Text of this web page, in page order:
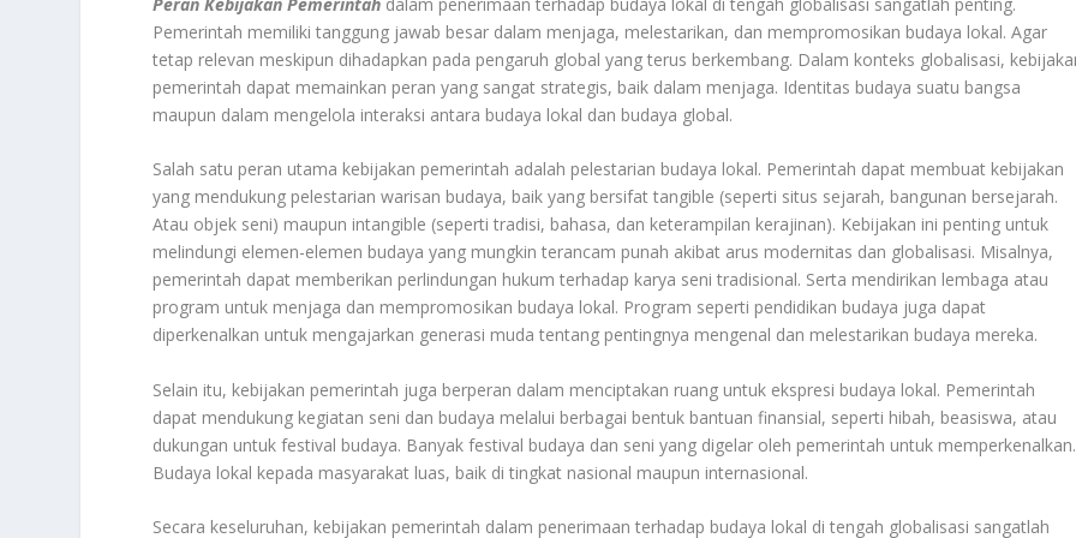
Pemerintah memiliki tanggung jawab besar dalam menjaga, melestarikan, dan mempromosikan budaya lokal. Agar
tetap relevan meskipun dihadapkan pada pengaruh global yang terus berkembang. Dalam konteks globalisasi,
pemerintah dapat memainkan peran yang sangat strategis, baik dalam menjaga. Identitas budaya suatu bangsa
maupun dalam mengelola interaksi antara budaya lokal dan budaya global.
Salah satu peran utama kebijakan pemerintah adalah pelestarian budaya lokal. Pemerintah dapat membuat kebijakan
yang mendukung pelestarian warisan budaya, baik yang bersifat tangible (seperti situs sejarah, bangunan bersejarah.
Atau objek seni) maupun intangible (seperti tradisi, bahasa, dan keterampilan kerajinan). Kebijakan ini penting untuk
melindungi elemen-elemen budaya yang mungkin terancam punah akibat arus modernitas dan globalisasi. Misalnya,
pemerintah dapat memberikan perlindungan hukum terhadap karya seni tradisional. Serta mendirikan lembaga atau
program untuk menjaga dan mempromosikan budaya lokal. Program seperti pendidikan budaya juga dapat
diperkenalkan untuk mengajarkan generasi muda tentang pentingnya mengenal dan melestarikan budaya mereka.
Selain itu, kebijakan pemerintah juga berperan dalam menciptakan ruang untuk ekspresi budaya lokal. Pemerintah
dapat mendukung kegiatan seni dan budaya melalui berbagai bentuk bantuan finansial, seperti hibah, beasiswa, atau
dukungan untuk festival budaya. Banyak festival budaya dan seni yang digelar oleh pemerintah untuk memperkenalkan.
Budaya lokal kepada masyarakat luas, baik di tingkat nasional maupun internasional.
Secara keseluruhan, kebijakan pemerintah dalam penerimaan terhadap budaya lokal di tengah globalisasi sangatlah